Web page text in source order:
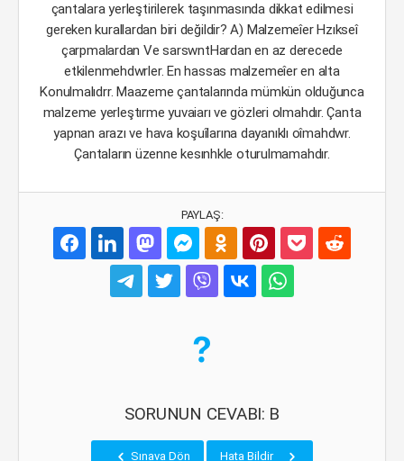
çantalara yerleştirilerek taşınmasında dikkat edilmesi
gereken kurallardan biri değildir? A) Malzemeîer Hzıkseî
çarpmalardan Ve sarswntHardan en az derecede
etkilenmehdwrler. En hassas malzemeîer en alta
Konulmalıdrr. Maazeme çantalarında mümkün olduğunca
malzeme yerleştırme yuvaiarı ve gözleri olmahdır. Çanta
yapnan arazı ve hava koşuîlarına dayanıklı oîmahdwr.
Çantaların üzenne kesınhkle oturulmamahdır.
PAYLAŞ:
SORUNUN CEVABI: B
Sınava Dön Hata Bildir